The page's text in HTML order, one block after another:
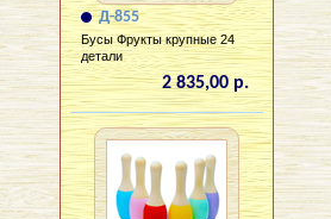
Д-855
Бусы Фрукты крупные 24
детали
2 835,00 р.